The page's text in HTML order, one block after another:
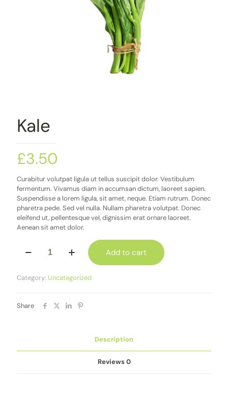
Kale
£3.50
Curabitur volutpat ligula ut tellus suscipit dolor. Vestibulum
fermentum. Vivamus diam in accumsan dictum, laoreet sapien.
Suspendisse a lorem ligula, sit amet, neque. Etiam rutrum. Donec
pharetra pede. Sed vel nulla. Nullam pharetra volutpat. Donec
eleifend ut, pellentesque vel, dignissim erat ornare laoreet.
Aenean sit amet dolor.
quantity
Add to cart
Category: Uncategorized
Share
Description
Reviews0